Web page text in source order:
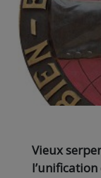
Vieux
l’unification